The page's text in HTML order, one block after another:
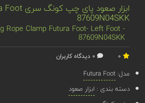
87609N04SKK
Rope Clamp Futura Foot- Left Foot -
87609N04SKK
مدل:Futura Foot
دسته بندی : ابزار صعود